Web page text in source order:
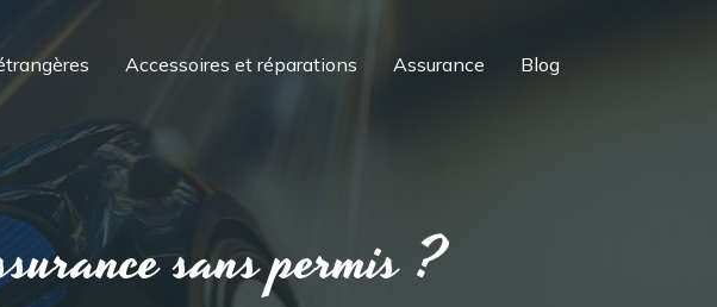
Accessoires et réparations Assurance Blog
sans permis ?